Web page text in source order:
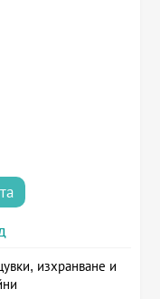
изхранване и